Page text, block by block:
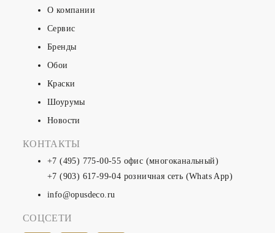
О компании
Сервис
Бренды
Обои
Краски
Шоурумы
Новости
КОНТАКТЫ
+7 (495) 775-00-55 офис (многоканальный)
+7 (903) 617-99-04 розничная сеть (Whats App)
info@opusdeco.ru
СОЦСЕТИ